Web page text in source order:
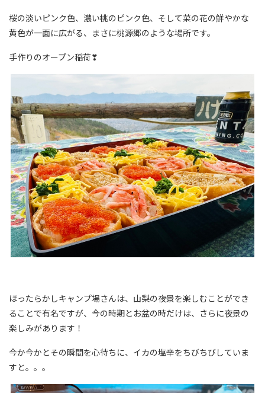
桜の淡いピンク色、濃い桃のピンク色、そして菜の花の鮮やかな
黄色が一面に広がる、まさに桃源郷のような場所です。
手作りのオープン稲荷❣
ほったらかしキャンプ場さんは、山梨の夜景を楽しむことができ
ることで有名ですが、今の時期とお盆の時だけは、さらに夜景の
楽しみがあります！
今か今かとその瞬間を心待ちに、イカの塩辛をちびちびしていま
すと。。。